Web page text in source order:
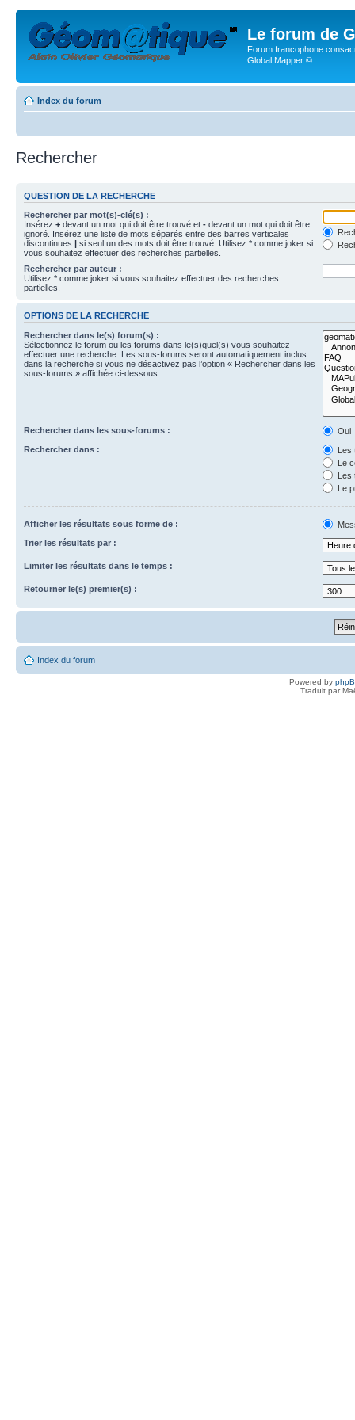
Le forum de
Forum francophone
Global Mapper ©
Index du forum
Rechercher
QUESTION DE LA RECHERCHE
Rechercher par mot(s)-clé(s) :
Insérez + devant un mot qui doit être trouvé et - devant un mot qui doit être
ignoré. Insérez une liste de mots séparés entre des barres verticales
discontinues | si seul un des mots doit être trouvé. Utilisez * comme joker si
vous souhaitez effectuer des recherches partielles.
Rechercher par auteur :
Utilisez * comme joker si vous souhaitez effectuer des recherches
partielles.
OPTIONS DE LA RECHERCHE
Rechercher dans le(s) forum(s) :
Sélectionnez le forum ou les forums dans le(s)quel(s) vous souhaitez
effectuer une recherche. Les sous-forums seront automatiquement inclus
dans la recherche si vous ne désactivez pas l’option « Rechercher dans les
sous-forums » affichée ci-dessous.
Rechercher dans les sous-forums :
Oui
Rechercher dans :
Les
Le
Les
Le
Afficher les résultats sous forme de :
Trier les résultats par :
Limiter les résultats dans le temps :
Retourner le(s) premier(s) :
Index du forum
Powered by
Traduit par